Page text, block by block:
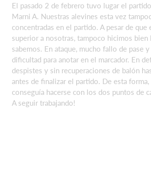
El pasado 2 de febrero tuvo lugar el
Marni A. Nuestras alevines esta vez
concentradas en el partido. A pesar de que
superior a nosotras, tampoco hicimos bien
sabemos. En ataque, mucho fallo de pase
dificultad para anotar en el marcador. En
despistes y sin recuperaciones de balón
antes de finalizar el partido. De esta
conseguía hacerse con los dos puntos de
A seguir trabajando!